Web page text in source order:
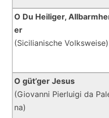
O Du Heiliger,
er
(Sicilianische Volksweise)
O güt’ger Jesus
(Giovanni Pierluigi da
na)